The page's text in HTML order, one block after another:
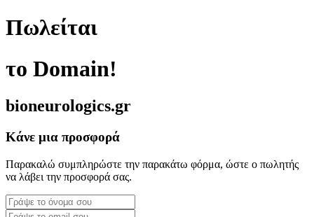
Πωλείται
το Domain!
bioneurologics.gr
Κάνε μια προσφορά
Παρακαλώ συμπληρώστε την παρακάτω φόρμα, ώστε ο πωλητής
να λάβει την προσφορά σας.